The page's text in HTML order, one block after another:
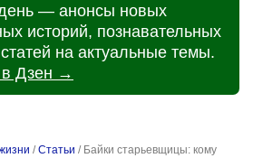
— анонсы новых
историй, познавательных
на актуальные темы.
в Дзен →
/Статьи / Байки старьевщицы: кому